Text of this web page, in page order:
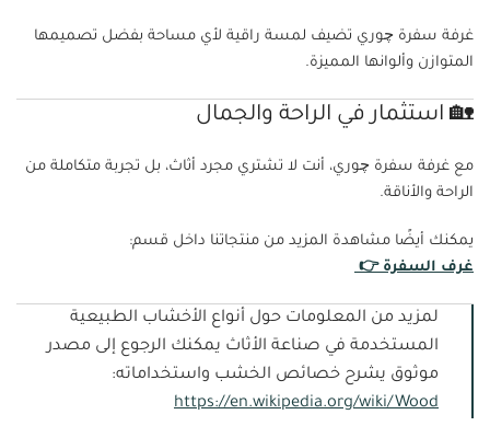
غرفة سفرة چوري تضيف لمسة راقية لأي مساحة بفضل تصميمها
المتوازن وألوانها المميزة.
🏡 استثمار في الراحة والجمال
مع غرفة سفرة چوري، أنت لا تشتري مجرد أثاث، بل تجربة متكاملة من
الراحة والأناقة.
يمكنك أيضًا مشاهدة المزيد من منتجاتنا داخل قسم:
غرف السفرة 👉
لمزيد من المعلومات حول أنواع الأخشاب الطبيعية
المستخدمة في صناعة الأثاث يمكنك الرجوع إلى مصدر
موثوق يشرح خصائص الخشب واستخداماته:
https://en.wikipedia.org/wiki/Wood